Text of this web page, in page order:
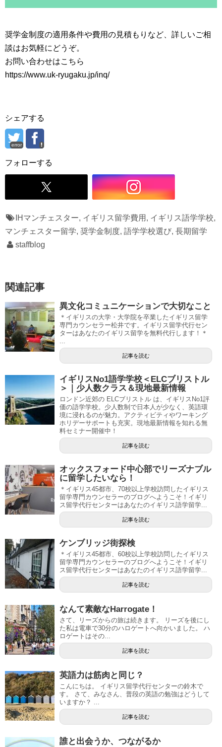
奨学金制度の適用条件や費用の見積もりなど、詳しいご相
談はお気軽にどうぞ。
お問い合わせはこちら
https://www.uk-ryugaku.jp/inq/
シェアする
error
フォローする
IHマンチェスター, イギリス留学費用 , イギリス語学学校,
マンチェスター留学, 奨学金制度, 語学学校選び, 長期留学
staffblog
関連記事
異文化コミュニケーションで大切なこと
＊イギリスの大学・大学院を卒業したイギリス留学
専門カウンセラー松井です。イギリス留学代行セン
ターはあなたのイギリス留学を無料代行します！＊
...
記事を読む
イギリスNo1語学学校＜ELCブリストル
＞｜少人数クラス＆現地最新情報
ロンドン近郊の ELCブリストル は、イギリスNo1評
価の語学学校。少人数制で日本人が少なく、英語環
境に浸れるのが魅力。アクティビティやワーキング
ホリデーサポートも充実。現地最新情報を知れる無
料セミナー開催中！
記事を読む
オックスフォード中心部でリーズナブル
に留学したいなら！
＊イギリス45都市、70校以上学校訪問したイギリス
留学専門カウンセラーのブログへようこそ！イギリ
ス留学代行センターはあなたのイギリス語学留学...
記事を読む
ケンブリッジ街探検
＊イギリス45都市、60校以上学校訪問したイギリス
留学専門カウンセラーのブログへようこそ！イギリ
ス留学代行センターはあなたのイギリス語学留学...
記事を読む
なんて素敵なHarrogate！
さて、リーズからの旅は続きます。 リーズを後にし
た私は電車で30分のハロゲートへ向かいました。 ハ
ロゲートはその...
記事を読む
英語力は筋肉と同じ？
こんにちは。 イギリス留学代行センターの鈴木で
す。 さて、みなさん、普段の英語の勉強はどうして
いますか？ ...
記事を読む
誰と出会うか、つながるか